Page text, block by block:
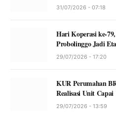
31/07/2026 - 07:18
Hari Koperasi ke-
Probolinggo Jadi
29/07/2026 - 17:20
KUR Perumahan
Realisasi Unit Capai
29/07/2026 - 13:59